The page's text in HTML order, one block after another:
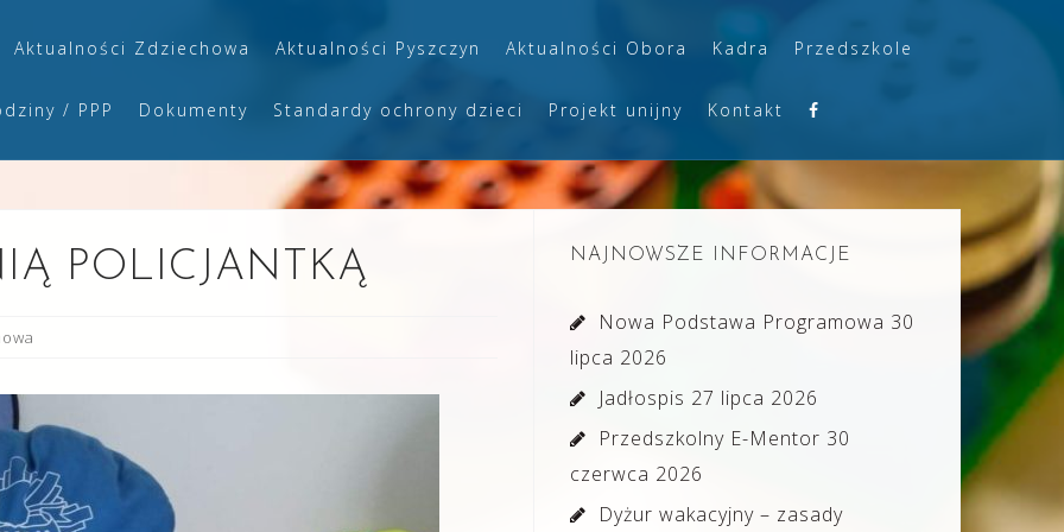
Aktualności Zdziechowa Aktualności Pyszczyn Aktualności Obora Kadra Przedszkole
/ PPP Dokumenty Standardy ochrony dzieci Projekt unijny Kontakt
POLICJANTKĄ NAJNOWSZE INFORMACJE
Nowa Podstawa Programowa 30
lipca 2026
Jadłospis 27 lipca 2026
Przedszkolny E-Mentor 30
czerwca 2026
Dyżur wakacyjny – zasady